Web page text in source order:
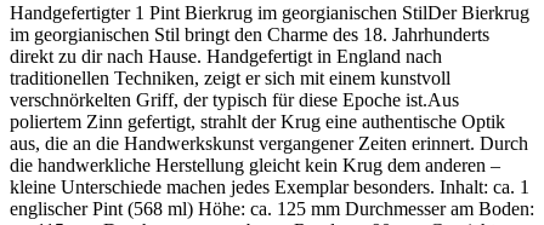
Handgefertigter 1 Pint Bierkrug im georgianischen StilDer Bierkrug
im georgianischen Stil bringt den Charme des 18. Jahrhunderts
direkt zu dir nach Hause. Handgefertigt in England nach
traditionellen Techniken, zeigt er sich mit einem kunstvoll
verschnörkelten Griff, der typisch für diese Epoche ist.Aus
poliertem Zinn gefertigt, strahlt der Krug eine authentische Optik
aus, die an die Handwerkskunst vergangener Zeiten erinnert. Durch
die handwerkliche Herstellung gleicht kein Krug dem anderen –
kleine Unterschiede machen jedes Exemplar besonders. Inhalt: ca. 1
englischer Pint (568 ml) Höhe: ca. 125 mm Durchmesser am Boden: